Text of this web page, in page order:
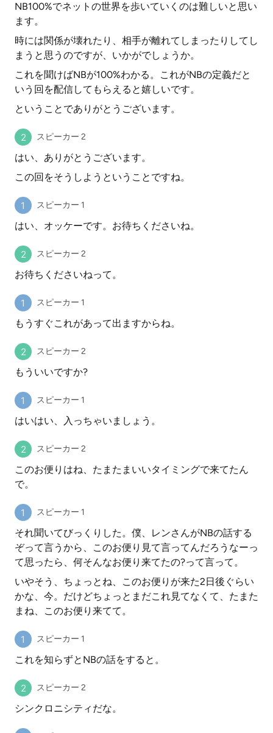
NB100%でネットの世界を歩いていくのは難しいと思い
ます。
時には関係が壊れたり、相手が離れてしまったりしてし
まうと思うのですが、いかがでしょうか。
これを聞けばNBが100%わかる。これがNBの定義だと
いう回を配信してもらえると嬉しいです。
ということでありがとうございます。
スピーカー 2
はい、ありがとうございます。
この回をそうしようということですね。
スピーカー 1
はい、オッケーです。お待ちくださいね。
スピーカー 2
お待ちくださいねって。
スピーカー 1
もうすぐこれがあって出ますからね。
スピーカー 2
もういいですか?
スピーカー 1
はいはい、入っちゃいましょう。
スピーカー 2
このお便りはね、たまたまいいタイミングで来てたん
で。
スピーカー 1
それ聞いてびっくりした。僕、レンさんがNBの話する
ぞって言うから、このお便り見て言ってんだろうなーっ
て思ったら、何そんなお便り来てたの?って言って。
いやそう、ちょっとね、このお便りが来た2日後ぐらい
かな、今。だけどちょっとまだこれ見てなくて、たまた
まね、このお便り来てて。
スピーカー 1
これを知らずとNBの話をすると。
スピーカー 2
シンクロニシティだな。